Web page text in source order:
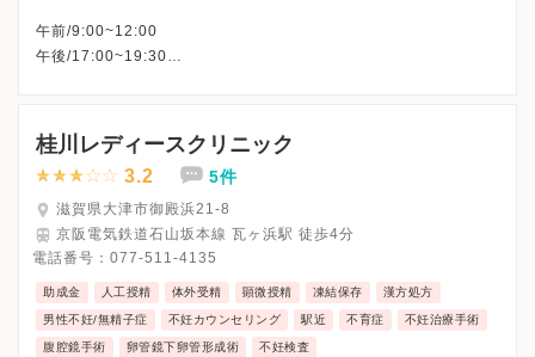
午前/9:00~12:00
午後/17:00~19:30
桂川レディースクリニック
3.2 5件
滋賀県大津市御殿浜21-8
京阪電気鉄道石山坂本線 瓦ヶ浜駅 徒歩4分
電話番号： 077-511-4135
助成金 人工授精 体外受精 顕微授精 凍結保存 漢方処方
男性不妊/無精子症 不妊カウンセリング 駅近 不育症 不妊治療手術
腹腔鏡手術 卵管鏡下卵管形成術 不妊検査